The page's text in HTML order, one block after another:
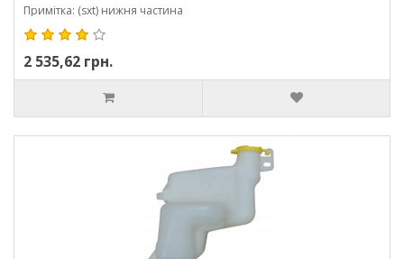
Примітка: (sxt) нижня частина
2 535,62 грн.